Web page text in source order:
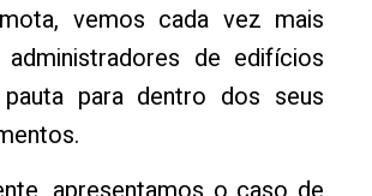
vemos cada vez mais
de edifícios
para dentro dos seus